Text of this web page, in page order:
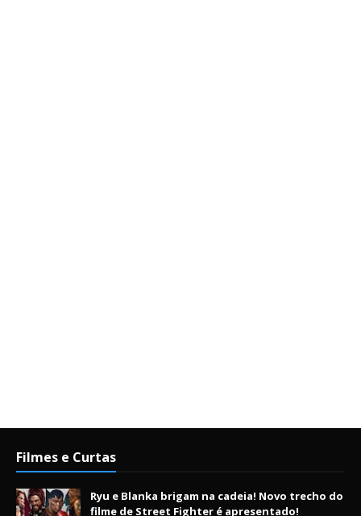
Filmes e Curtas
Ryu e Blanka brigam na cadeia! Novo trecho do
filme de Street Fighter é apresentado!